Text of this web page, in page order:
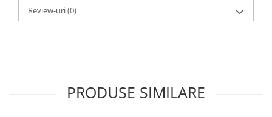
Review-uri(0)
PRODUSE SIMILARE